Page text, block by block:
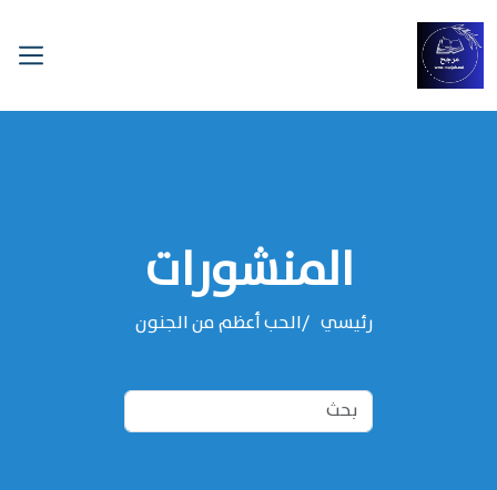
المنشورات
رئيسي الحب أعظم من الجنون